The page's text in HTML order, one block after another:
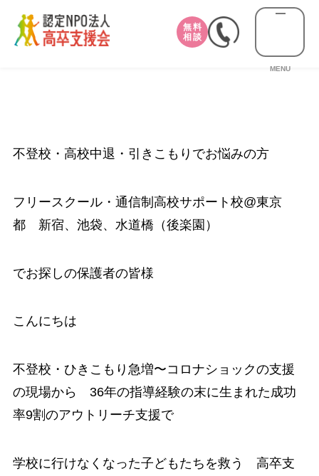
無料
相談
MENU
不登校・高校中退・引きこもりでお悩みの方
フリースクール・通信制高校サポート校@東京
都 新宿、池袋、水道橋（後楽園）
でお探しの保護者の皆様
こんにちは
不登校・ひきこもり急増〜コロナショックの支援
の現場から 36年の指導経験の末に生まれた成功
率9割のアウトリーチ支援で
学校に行けなくなった子どもたちを救う 高卒支